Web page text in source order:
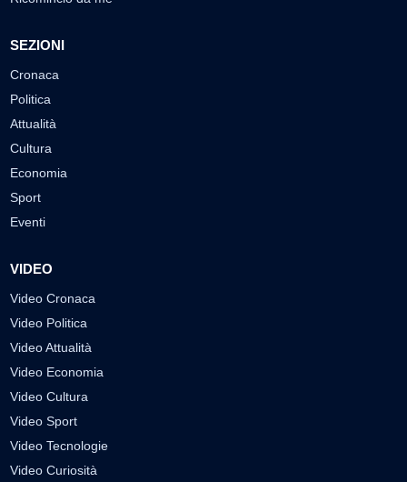
SEZIONI
Cronaca
Politica
Attualità
Cultura
Economia
Sport
Eventi
VIDEO
Video Cronaca
Video Politica
Video Attualità
Video Economia
Video Cultura
Video Sport
Video Tecnologie
Video Curiosità